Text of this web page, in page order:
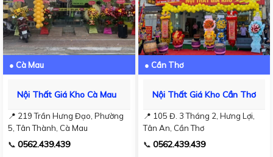
● Cà Mau
Nội Thất Giá Kho Cà Mau
📍 219 Trần Hưng Đạo, Phường
5, Tân Thành, Cà Mau
📞 0562.439.439
● Cần Thơ
Nội Thất Giá Kho Cần Thơ
📍 105 Đ. 3 Tháng 2, Hưng Lợi,
Tân An, Cần Thơ
📞 0562.439.439